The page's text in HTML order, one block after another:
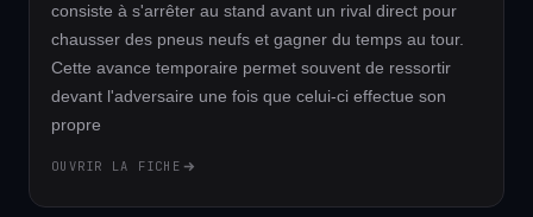
consiste à s'arrêter au stand avant un rival direct pour
chausser des pneus neufs et gagner du temps au tour.
Cette avance temporaire permet souvent de ressortir
devant l'adversaire une fois que celui-ci effectue son
propre
OUVRIR LA FICHE